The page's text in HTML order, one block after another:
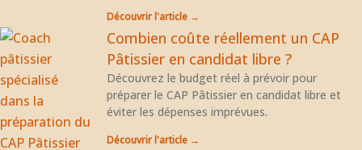
Découvrir l'article →
Combien coûte réellement un CAP
Pâtissier en candidat libre ?
Découvrez le budget réel à prévoir pour
préparer le CAP Pâtissier en candidat libre et
éviter les dépenses imprévues.
Découvrir l'article →